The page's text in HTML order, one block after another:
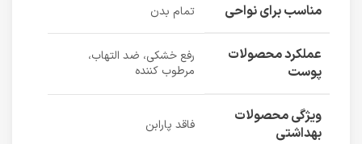
مناسب برای نواحی تمام بدن
عملکرد محصولات
پوست
رفع خشکی، ضد التهاب،
مرطوب کننده
ویژگی محصولات
بهداشتی
فاقد پارابن